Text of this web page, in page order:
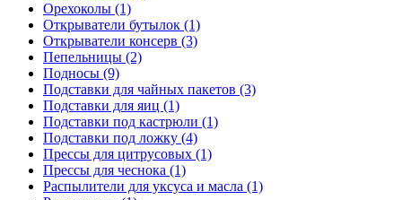
Орехоколы (1)
Открыватели бутылок (1)
Открыватели консерв (3)
Пепельницы (2)
Подносы (9)
Подставки для чайных пакетов (3)
Подставки для яиц (1)
Подставки под кастрюли (1)
Подставки под ложку (4)
Прессы для цитрусовых (1)
Прессы для чеснока (1)
Распылители для уксуса и масла (1)